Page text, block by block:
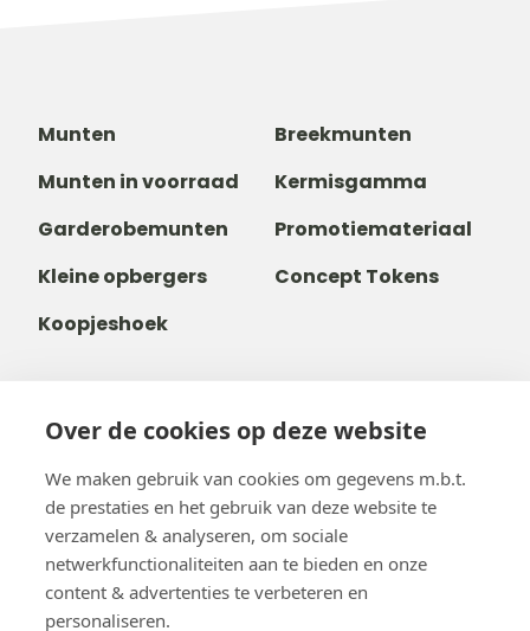
Over de cookies op deze website
We maken gebruik van cookies om gegevens m.b.t.
de prestaties en het gebruik van deze website te
verzamelen & analyseren, om sociale
netwerkfunctionaliteiten aan te bieden en onze
content & advertenties te verbeteren en
personaliseren.
Munten
Breekmunten
Munten in voorraad
Kermisgamma
Garderobemunten
Promotiemateriaal
Kleine opbergers
Concept Tokens
Koopjeshoek
+31 40 80 800 68
+32488237146
info@b-token.eu
Facebook
Instagram
YouTube
LinkedIn